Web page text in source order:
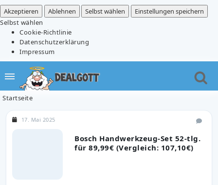
Akzeptieren
Ablehnen Selbst wählen
Einstellungen speichern
Selbst wählen
Cookie-Richtlinie
Datenschutzerklärung
Impressum
Startseite
Bosch Handwerkzeug-Set 52-tlg.
für 89,99€ (Vergleich: 107,10€)
17. Mai 2025